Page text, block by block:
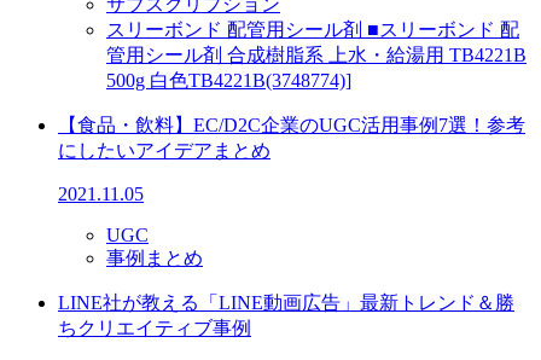
サブスクリプション
スリーボンド 配管用シール剤 ■スリーボンド 配
管用シール剤 合成樹脂系 上水・給湯用 TB4221B
500g 白色TB4221B(3748774)]
【食品・飲料】EC/D2C企業のUGC活用事例7選！参考
にしたいアイデアまとめ
2021.11.05
UGC
事例まとめ
LINE社が教える「LINE動画広告」最新トレンド＆勝
ちクリエイティブ事例